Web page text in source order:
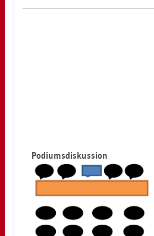
Po­di­ums­dis­kus­si­on